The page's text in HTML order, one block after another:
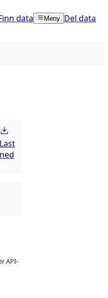
data Meny Del data
Last
ned
API-